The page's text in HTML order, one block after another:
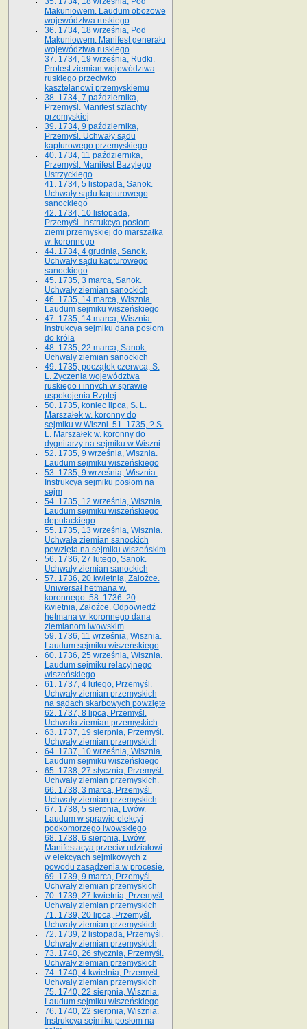
Makuniowem. Laudum obozowe
województwa ruskiego
36. 1734, 18 września, Pod
Makuniowem. Manifest generału
województwa ruskiego
37. 1734, 19 września, Rudki.
Protest ziemian województwa
ruskiego przeciwko
kasztelanowi przemyskiemu
38. 1734, 7 października,
Przemyśl. Manifest szlachty
przemyskiej
39. 1734, 9 października,
Przemyśl. Uchwały sądu
kapturowego przemyskiego
40. 1734, 11 października,
Przemyśl. Manifest Bazylego
Ustrzyckiego
41. 1734, 5 listopada, Sanok.
Uchwały sądu kapturowego
sanockiego
42. 1734, 10 listopada,
Przemyśl. Instrukcya posłom
ziemi przemyskiej do marszałka
w. koronnego
44. 1734, 4 grudnia, Sanok.
Uchwały sądu kapturowego
sanockiego
45. 1735, 3 marca, Sanok.
Uchwały ziemian sanockich
46. 1735, 14 marca, Wisznia.
Laudum sejmiku wiszeńskiego
47. 1735, 14 marca, Wisznia.
Instrukcya sejmiku dana posłom
do króla
48. 1735, 22 marca, Sanok.
Uchwały ziemian sanockich
49. 1735, początek czerwca, S.
L. Życzenia województwa
ruskiego i innych w sprawie
uspokojenia Rzptej
50. 1735, koniec lipca, S. L.
Marszałek w. koronny do
sejmiku w Wiszni. 51. 1735, ? S.
L. Marszałek w. koronny do
dygnitarzy na sejmiku w Wiszni
52. 1735, 9 września, Wisznia.
Laudum sejmiku wiszeńskiego
53. 1735, 9 września, Wisznia.
Instrukcya sejmiku posłom na
sejm
54. 1735, 12 września, Wisznia.
Laudum sejmiku wiszeńskiego
deputackiego
55. 1735, 13 września, Wisznia.
Uchwała ziemian sanockich
powzięta na sejmiku wiszeńskim
56. 1736, 27 lutego, Sanok.
Uchwały ziemian sanockich
57. 1736, 20 kwietnia, Załoźce.
Uniwersał hetmana w.
koronnego. 58. 1736. 20
kwietnia, Załoźce. Odpowiedź
hetmana w. koronnego dana
ziemianom lwowskim
59. 1736, 11 września, Wisznia.
Laudum sejmiku wiszeńskiego
60. 1736, 25 września, Wisznia.
Laudum sejmiku relacyjnego
wiszeńskiego
61. 1737, 4 lutego, Przemyśl.
Uchwały ziemian przemyskich
na sądach skarbowych powzięte
62. 1737, 8 lipca, Przemyśl.
Uchwała ziemian przemyskich
63. 1737, 19 sierpnia, Przemyśl.
Uchwały ziemian przemyskich
64. 1737, 10 września, Wisznia.
Laudum sejmiku wiszeńskiego
65. 1738, 27 stycznia, Przemyśl.
Uchwały ziemian przemyskich­­.
66. 1738, 3 marca, Przemyśl.
Uchwały ziemian przemyskich­
67. 1738, 5 sierpnia, Lwów.
Laudum w sprawie elekcyi
podkomorzego lwowskiego
68. 1738, 6 sierpnia, Lwów.
Manifestacya przeciw udziałowi
w elekcyach sejmikowych z
powodu zasądzenia w procesie.
69. 1739, 9 marca, Przemyśl.
Uchwały ziemian przemyskich
70. 1739, 27 kwietnia, Przemyśl.
Uchwały ziemian przemyskich
71. 1739, 20 lipca, Przemyśl.
Uchwały ziemian przemyskich
72. 1739, 2 listopada, Przemyśl.
Uchwały ziemian przemyskich
73. 1740, 26 stycznia, Przemyśl.
Uchwały ziemian przemyskich
74. 1740, 4 kwietnia, Przemyśl.
Uchwały ziemian przemyskich
75. 1740, 22 sierpnia, Wisznia.
Laudum sejmiku wiszeńskiego
76. 1740, 22 sierpnia, Wisznia.
Instrukcya sejmiku posłom na